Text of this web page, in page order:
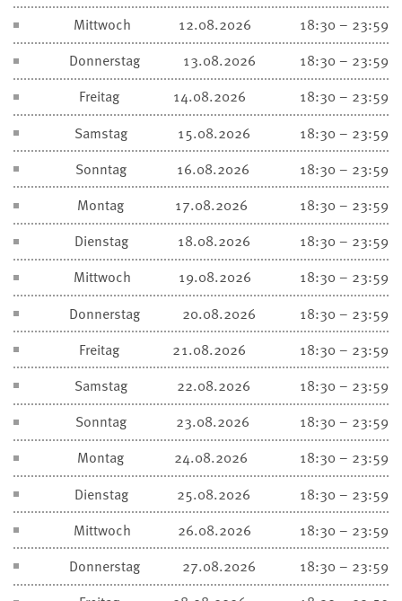
Mittwoch
12.08.2026
18:30 – 23:59
Donnerstag
13.08.2026
18:30 – 23:59
Freitag
14.08.2026
18:30 – 23:59
Samstag
15.08.2026
18:30 – 23:59
Sonntag
16.08.2026
18:30 – 23:59
Montag
17.08.2026
18:30 – 23:59
Dienstag
18.08.2026
18:30 – 23:59
Mittwoch
19.08.2026
18:30 – 23:59
Donnerstag
20.08.2026
18:30 – 23:59
Freitag
21.08.2026
18:30 – 23:59
Samstag
22.08.2026
18:30 – 23:59
Sonntag
23.08.2026
18:30 – 23:59
Montag
24.08.2026
18:30 – 23:59
Dienstag
25.08.2026
18:30 – 23:59
Mittwoch
26.08.2026
18:30 – 23:59
Donnerstag
27.08.2026
18:30 – 23:59